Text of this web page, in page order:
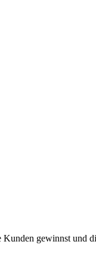
gewinnst und